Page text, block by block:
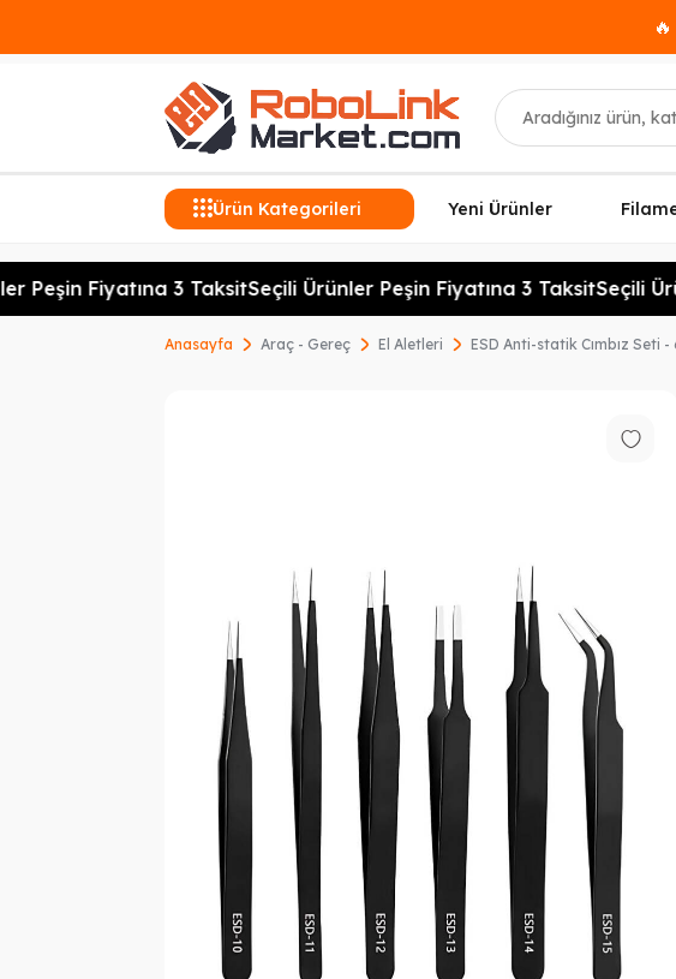
Ara
Ürün Kategorileri Yeni Ürünler
Peşin Fiyatına 3 TaksitSeçili Ürünler Peşin Fiyatına 3 TaksitSeçili
Anasayfa Araç - Gereç El Aletleri ESD Anti-statik Cımbız Seti